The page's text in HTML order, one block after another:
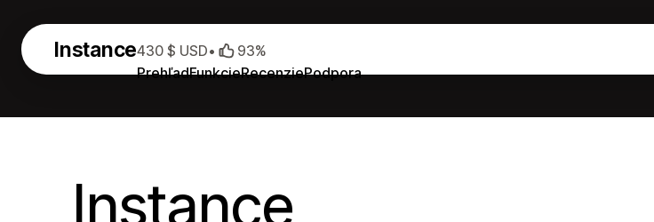
Instance
PrehľadFunkcieRecenziePodpora
430 $ USD• 93%
Instance